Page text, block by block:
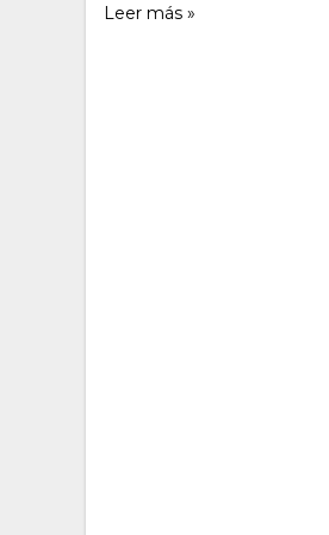
Leer más »